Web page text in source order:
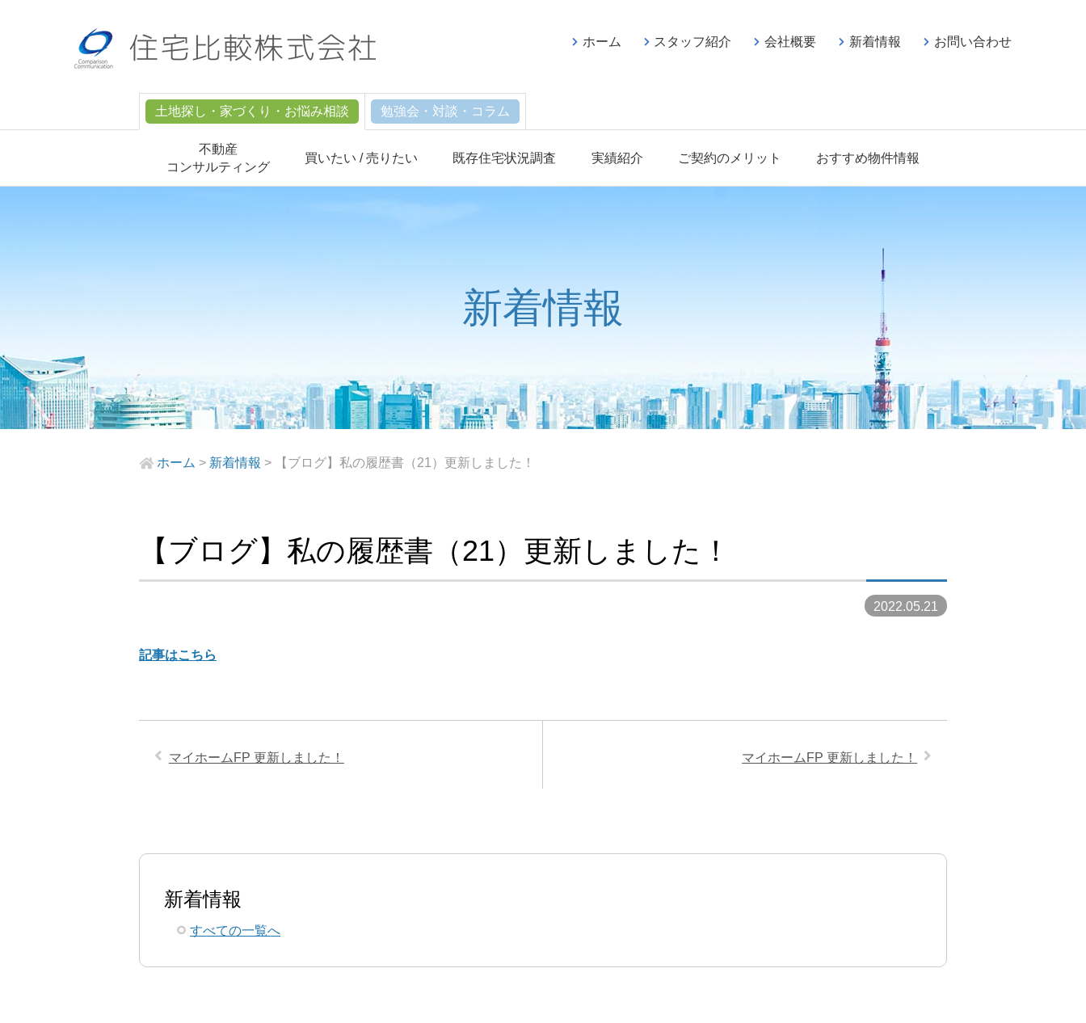
土地探し・家づくり・お悩み相談
不動産
コンサルティング
買いたい / 売りたい 既存住宅状況調査 実績紹介 ご契約のメリット おすすめ物件情報
勉強会・対談・コラム
ホーム スタッフ紹介 会社概要 新着情報 お問い合わせ
新着情報
ホーム > 新着情報 > 【ブログ】私の履歴書（21）更新しました！
【ブログ】私の履歴書（21）更新しました！
2022.05.21
記事はこちら
マイホームFP 更新しました！ マイホームFP 更新しました！
新着情報
すべての一覧へ